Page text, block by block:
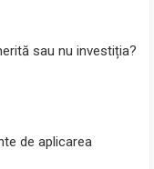
sau nu investiția?
de aplicarea